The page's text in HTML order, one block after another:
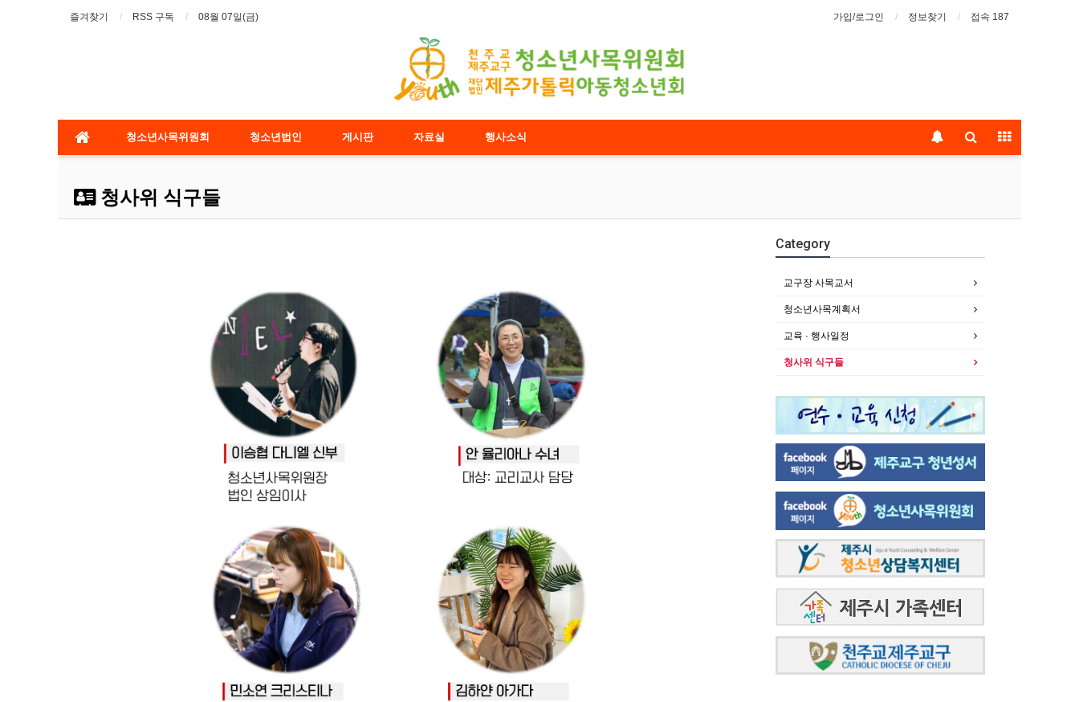
즐겨찾기 RSS 구독 08월 07일(금) 가입/로그인 정보찾기 접속 187
청소년사목위원회 청소년법인 게시판 자료실 행사소식
청사위 식구들
Category
교구장 사목교서
청소년사목계획서
교육 · 행사일정
청사위 식구들